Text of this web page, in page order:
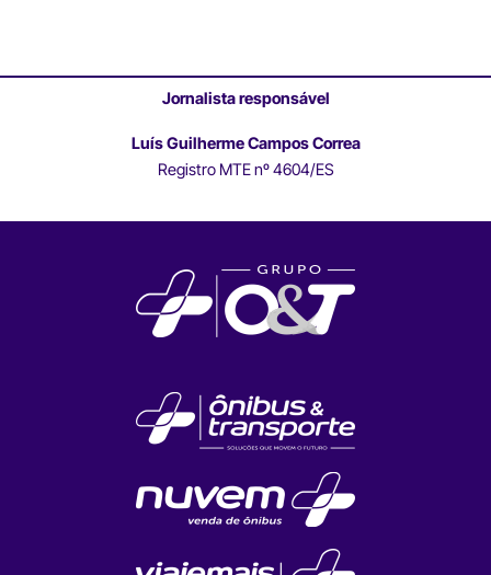
Jornalista responsável
Luís Guilherme Campos Correa
Registro MTE nº 4604/ES